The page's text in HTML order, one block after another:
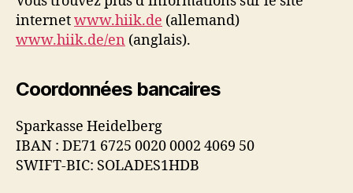
internetwww.hiik.de (allemand)
www.hiik.de/en (anglais).
Coordonnées bancaires
Sparkasse Heidelberg
IBAN : DE71 6725 0020 0002 4069 50
SWIFT-BIC: SOLADES1HDB